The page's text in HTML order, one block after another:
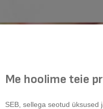
Me hoolime teie
SEB, sellega seotud üksused